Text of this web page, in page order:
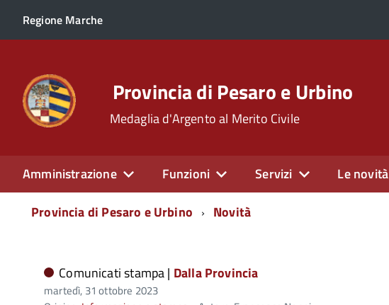
Regione Marche
Provincia di Pesaro e Urbino
Medaglia d'Argento al Merito Civile
Amministrazione Funzioni Servizi Le novità
MenuProvincia di Pesaro e Urbino Novità
Comunicati stampa | Dalla Provincia
martedì, 31 ottobre 2023